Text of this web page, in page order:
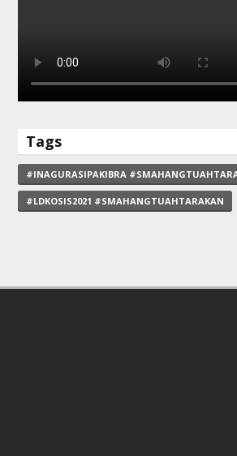
Tags
#INAGURASIPAKIBRA
#LDKOSIS2021 #SMAHANGTUAHTARAKAN